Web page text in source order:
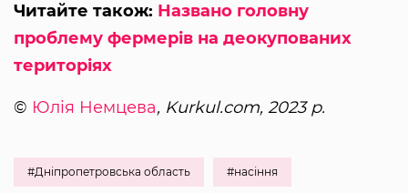
Читайте також: Названо головну
проблему фермерів на деокупованих
територіях
© Юлія Немцева, Kurkul.com, 2023 р.
#Дніпропетровська область #насіння